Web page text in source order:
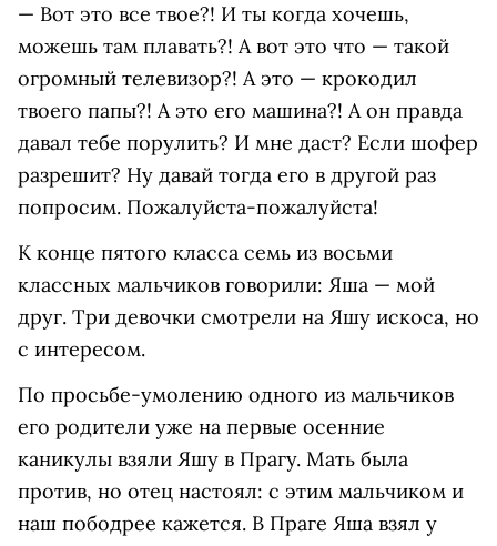
— Вот это все твое?! И ты когда хочешь,
можешь там плавать?! А вот это что — такой
огромный телевизор?! А это — крокодил
твоего папы?! А это его машина?! А он правда
давал тебе порулить? И мне даст? Если шофер
разрешит? Ну давай тогда его в другой раз
попросим. Пожалуйста-пожалуйста!
К конце пятого класса семь из восьми
классных мальчиков говорили: Яша — мой
друг. Три девочки смотрели на Яшу искоса, но
с интересом.
По просьбе-умолению одного из мальчиков
его родители уже на первые осенние
каникулы взяли Яшу в Прагу. Мать была
против, но отец настоял: с этим мальчиком и
наш пободрее кажется. В Праге Яша взял у